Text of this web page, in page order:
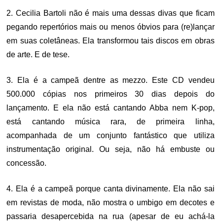
2. Cecilia Bartoli não é mais uma dessas divas que ficam
pegando repertórios mais ou menos óbvios para (re)lançar
em suas coletâneas. Ela transformou tais discos em obras
de arte. E de tese.
3. Ela é a campeã dentre as mezzo. Este CD vendeu
500.000 cópias nos primeiros 30 dias depois do
lançamento. E ela não está cantando Abba nem K-pop,
está cantando música rara, de primeira linha,
acompanhada de um conjunto fantástico que utiliza
instrumentação original. Ou seja, não há embuste ou
concessão.
4. Ela é a campeã porque canta divinamente. Ela não sai
em revistas de moda, não mostra o umbigo em decotes e
passaria desapercebida na rua (apesar de eu achá-la